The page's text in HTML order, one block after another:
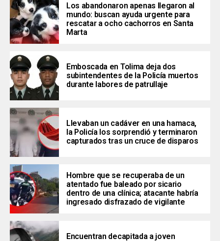
Los abandonaron apenas llegaron al
mundo: buscan ayuda urgente para
rescatar a ocho cachorros en Santa
Marta
Emboscada en Tolima deja dos
subintendentes de la Policía muertos
durante labores de patrullaje
Llevaban un cadáver en una hamaca,
la Policía los sorprendió y terminaron
capturados tras un cruce de disparos
Hombre que se recuperaba de un
atentado fue baleado por sicario
dentro de una clínica; atacante habría
ingresado disfrazado de vigilante
Encuentran decapitada a joven